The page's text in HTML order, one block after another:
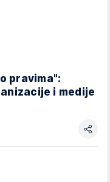
pravima":
i medije